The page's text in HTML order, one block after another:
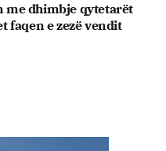
me dhimbje qytetarët
faqen e zezë vendit